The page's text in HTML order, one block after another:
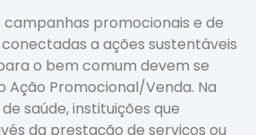
campanhas promocionais e de
a ações sustentáveis
o bem comum devem se
Ação Promocional/Venda. Na
saúde, instituições que
da prestação de serviços ou